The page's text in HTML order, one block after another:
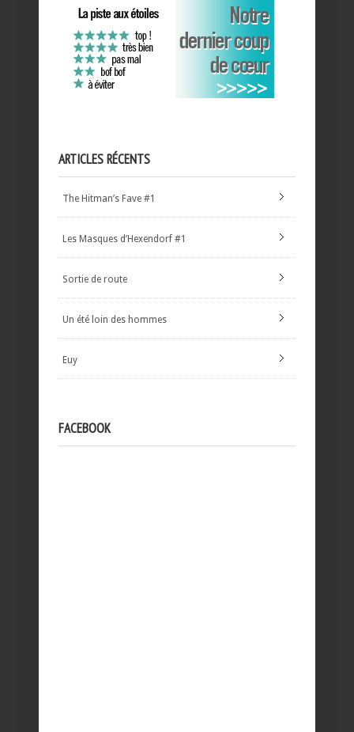
ARTICLES RÉCENTS
The Hitman’s Fave #1
Les Masques d’Hexendorf #1
Sortie de route
Un été loin des hommes
Euy
FACEBOOK